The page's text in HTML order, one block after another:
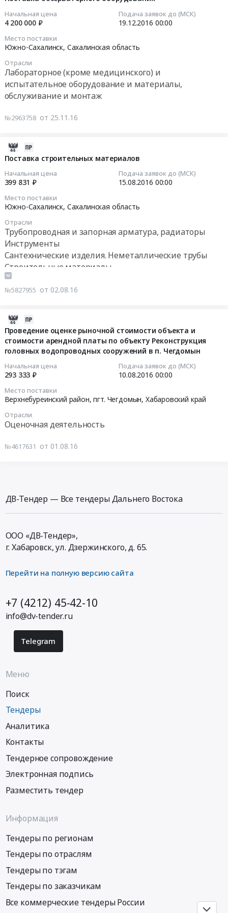
Начальная цена
4 200 000 ₽
Подача заявок до (МСК)
19.12.2016 00:00
Место поставки
Южно-Сахалинск, Сахалинская область
Отрасли
Лабораторное (кроме медицинского) и
испытательное оборудование и материалы,
обслуживание и монтаж
№2963758 от 25.11.16
Поставка строительных материалов
Начальная цена
399 831 ₽
Подача заявок до (МСК)
15.08.2016 00:00
Место поставки
Южно-Сахалинск, Сахалинская область
Отрасли
Трубопроводная и запорная арматура, радиаторы
Инструменты
Сантехнические изделия. Неметаллические трубы
Строительные материалы
Краски, Лаки, Клеи
Электрическая распределительная и регулирующая
Электронные компоненты
Металло- и дерево-обрабатывающее оборудование,
Станки, монтаж и обслуживание
Оборудование для сварки и спайки, его
Хозяйственные товары, Товары широкого
№5827955 от 02.08.16
Проведение оценке рыночной стоимости объекта и
стоимости арендной платы по объекту Реконструкция
головных водопроводных сооружений в п. Чегдомын
Начальная цена
293 333 ₽
Подача заявок до (МСК)
10.08.2016 00:00
Место поставки
Верхнебуреинский район, пгт. Чегдомын, Хабаровский край
Отрасли
Оценочная деятельность
№4617631 от 01.08.16
ДВ-Тендер — Все тендеры Дальнего Востока
ООО «ДВ-Тендер»,
г. Хабаровск,ул. Дзержинского, д. 65.
Перейти на полную версию сайта
+7 (4212) 45-42-10
info@dv-tender.ru
Telegram
Меню
Поиск
Тендеры
Аналитика
Контакты
Тендерное сопровождение
Электронная подпись
Разместить тендер
Информация
Тендеры по регионам
Тендеры по отраслям
Тендеры по тэгам
Тендеры по заказчикам
Все коммерческие тендеры России